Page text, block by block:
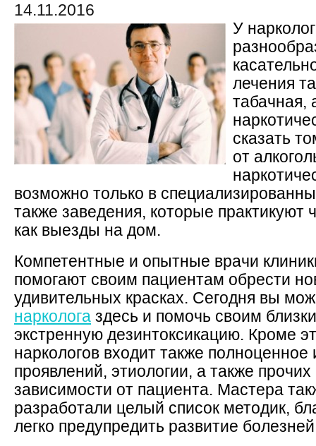
14.11.2016
У
лечения
табачная,
сказать
от
возможно только в
также заведения, которые практикуют
как выезды на дом.
Компетентные и опытные врачи
помогают своим пациентам обрести
удивительных красках. Сегодня вы
нарколога здесь и помочь своим
экстренную дезинтоксикацию. Кроме
наркологов входит также полноценное
проявлений, этиологии, а также
зависимости от пациента. Мастера
разработали целый список методик,
легко предупредить развитие